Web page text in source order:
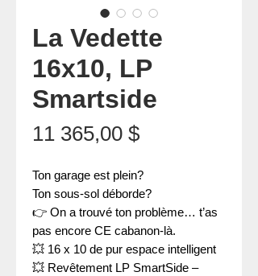
La Vedette
16x10, LP
Smartside
11 365,00 $Prix
Ton garage est plein?
Ton sous-sol déborde?
👉 On a trouvé ton problème… t’as
pas encore CE cabanon-là.
💥 16 x 10 de pur espace intelligent
💥 Revêtement LP SmartSide –